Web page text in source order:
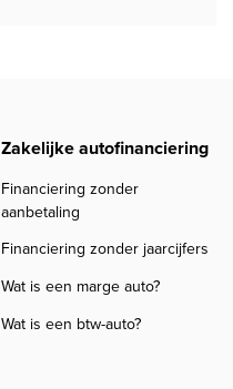
Zakelijke autofinanciering
Financiering zonder
aanbetaling
Financiering zonder jaarcijfers
Wat is een marge auto?
Wat is een btw-auto?